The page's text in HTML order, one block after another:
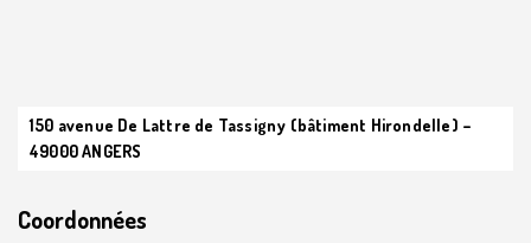
150 avenue De Lattre de Tassigny (bâtiment Hirondelle) –
49000 ANGERS
Coordonnées